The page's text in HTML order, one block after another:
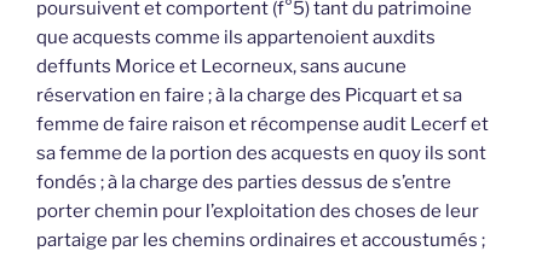
poursuivent et comportent (f°5) tant du patrimoine
que acquests comme ils appartenoient auxdits
deffunts Morice et Lecorneux, sans aucune
réservation en faire ; à la charge des Picquart et sa
femme de faire raison et récompense audit Lecerf et
sa femme de la portion des acquests en quoy ils sont
fondés ; à la charge des parties dessus de s’entre
porter chemin pour l’exploitation des choses de leur
partaige par les chemins ordinaires et accoustumés ;